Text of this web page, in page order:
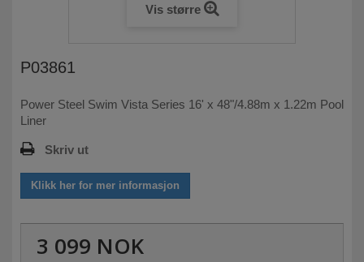
Vis større
P03861
Power Steel Swim Vista Series 16' x 48"/4.88m x 1.22m Pool
Liner
Skriv ut
Klikk her for mer informasjon
3 099 NOK